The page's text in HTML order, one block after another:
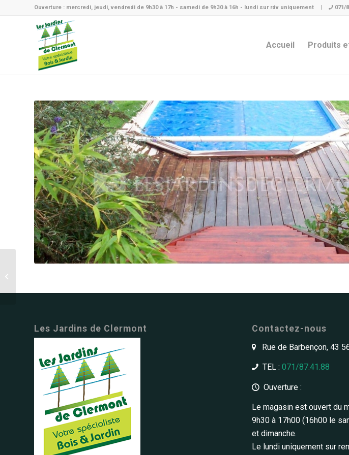
Ouverture : mercredi, jeudi, vendredi de 9h30 à 17h - samedi de 9h30 à 16h - lundi sur rdv uniquement | 071/
Accueil Produits
Les Jardins de Clermont Contactez-nous
Rue de Barbençon, 43
TEL : 071/87.41.88
Ouverture :
Le magasin est ouvert du
9h30 à 17h00 (16h00 le
et dimanche.
Le lundi uniquement sur